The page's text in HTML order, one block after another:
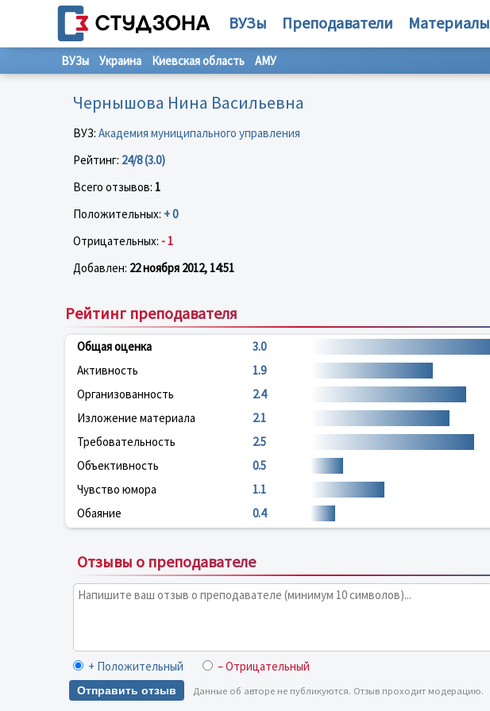
ВУЗы Преподаватели Материалы
ВУЗы Украина Киевская область АМУ
Чернышова Нина Васильевна
ВУЗ: Академия муниципального управления
Рейтинг: 24/8 (3.0)
Всего отзывов: 1
Положительных: + 0
Отрицательных: - 1
Добавлен: 22 ноября 2012, 14:51
Рейтинг преподавателя
Общая оценка 3.0
Активность
1.9
Организованность
2.4
Изложение материала
2.1
Требовательность
2.5
Объективность
0.5
Чувство юмора
1.1
Обаяние
0.4
Отзывы о преподавателе
+ Положительный – Отрицательный
Отправить отзыв Данные об авторе не публикуются. Отзыв проходит модерацию.